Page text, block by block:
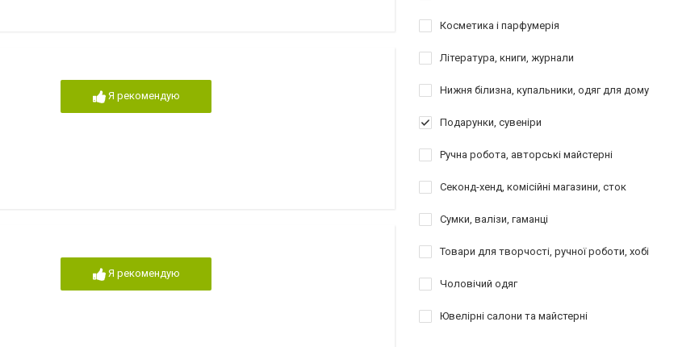
Я рекомендую
Я рекомендую
Косметика і парфумерія
Література, книги, журнали
Нижня білизна, купальники, одяг для дому
Подарунки, сувеніри
Ручна робота, авторські майстерні
Секонд-хенд, комісійні магазини, сток
Сумки, валізи, гаманці
Товари для творчості, ручної роботи, хобі
Чоловічий одяг
Ювелірні салони та майстерні